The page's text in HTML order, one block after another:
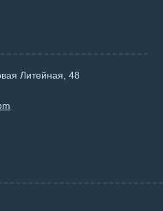
Литейная, 48